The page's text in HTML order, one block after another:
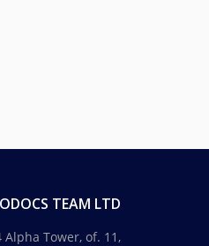
TEAM LTD
Alpha Tower, of. 11,